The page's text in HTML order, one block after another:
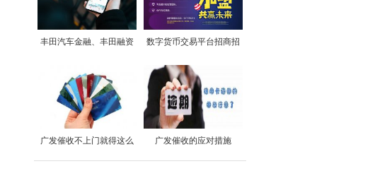
丰田汽车金融、丰田融资 数字货币交易平台招商招
代理
广发催收不上门就得这么 广发催收的应对措施